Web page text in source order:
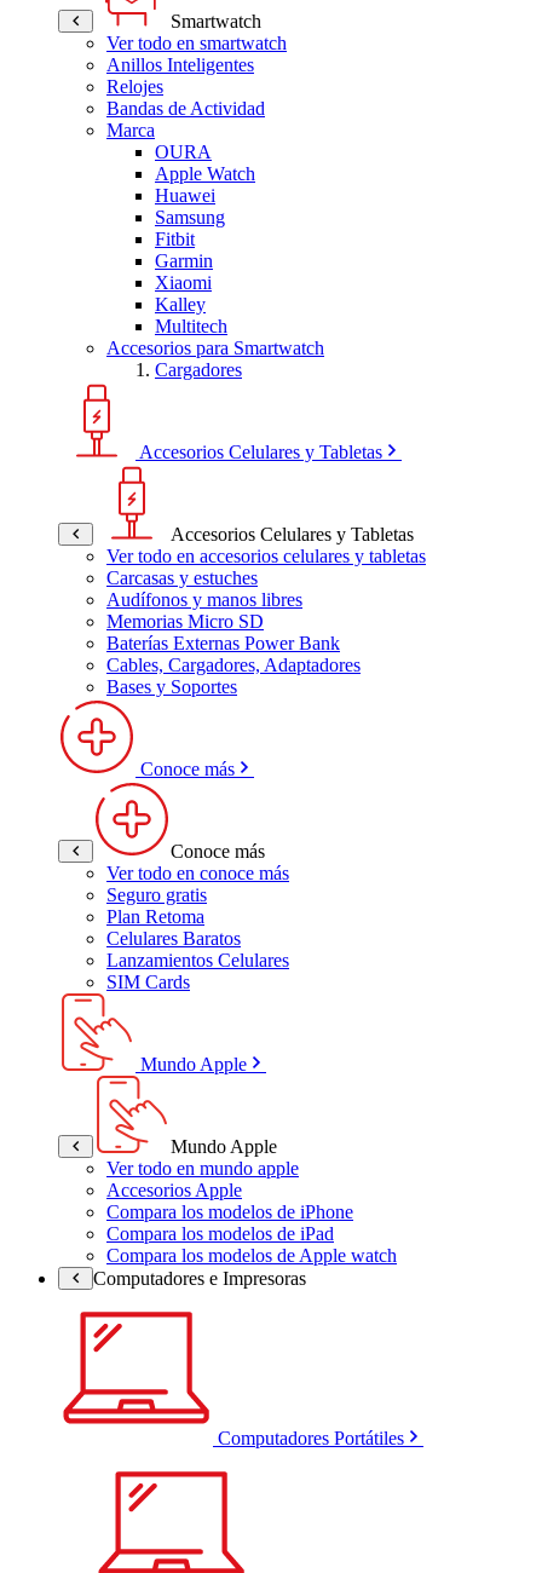
Smartwatch
Ver todo en smartwatch
Anillos Inteligentes
Relojes
Bandas de Actividad
Marca
OURA
Apple Watch
Huawei
Samsung
Fitbit
Garmin
Xiaomi
Kalley
Multitech
Accesorios para Smartwatch
Cargadores
Accesorios Celulares y Tabletas
Accesorios Celulares y Tabletas
Ver todo en accesorios celulares y tabletas
Carcasas y estuches
Audífonos y manos libres
Memorias Micro SD
Baterías Externas Power Bank
Cables, Cargadores, Adaptadores
Bases y Soportes
Conoce más
Conoce más
Ver todo en conoce más
Seguro gratis
Plan Retoma
Celulares Baratos
Lanzamientos Celulares
SIM Cards
Mundo Apple
Mundo Apple
Ver todo en mundo apple
Accesorios Apple
Compara los modelos de iPhone
Compara los modelos de iPad
Compara los modelos de Apple watch
Computadores e Impresoras
Computadores Portátiles